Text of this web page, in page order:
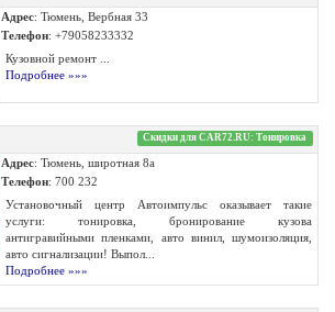
Адрес: Тюмень, Вербная 33
Телефон: +79058233332
Кузовной ремонт ...
Подробнее »»»
Скидки для CAR72.RU: Тонировка
Адрес: Тюмень, широтная 8а
Телефон: 700 232
Установочный центр Автоимпульс оказывает такие
услуги: тонировка, бронирование кузова
антигравийными пленками, авто винил, шумоизоляция,
авто сигнализации! Выпол...
Подробнее »»»